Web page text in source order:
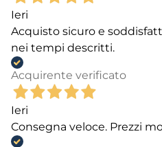
Ieri
Acquisto sicuro e
nei tempi descritti.
Acquirente verificato
Ieri
Consegna veloce. Prezzi